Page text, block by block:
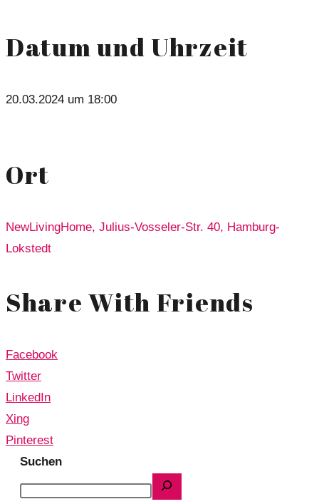
Datum und Uhrzeit
20.03.2024 um 18:00
Ort
NewLivingHome, Julius-Vosseler-Str. 40, Hamburg-
Lokstedt
Share With Friends
Facebook
Twitter
LinkedIn
Xing
Pinterest
Suchen